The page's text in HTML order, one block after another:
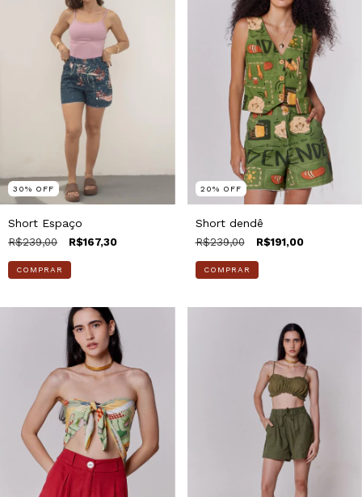
30% OFF
Short Espaço
R$239,00 R$167,30
COMPRAR
20% OFF
Short dendê
R$239,00 R$191,00
COMPRAR